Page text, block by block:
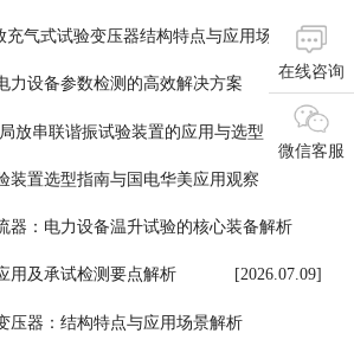
[2026.07.16]
充气式试验变压器结构特点与应用场景
[2026.07.15]
力设备参数检测的高效解决方案
[2026.07.14]
放串联谐振试验装置的应用与选型
[2026.07.13]
装置选型指南与国电华美应用观察
[2026.07.11]
器：电力设备温升试验的核心装备解析
[2026.07.10]
用及承试检测要点解析 [2026.07.09]
压器：结构特点与应用场景解析
在线咨询
微信客服